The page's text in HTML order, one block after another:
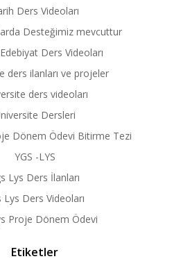
Ders Videoları
Desteğimiz mevcuttur
Ders Videoları
ders ilanları ve projeler
ders videoları
Dersleri
Dönem Ödevi Bitirme Tezi
YGS -LYS
Lys Ders İlanları
Lys Ders Videoları
Proje Dönem Ödevi
Etiketler